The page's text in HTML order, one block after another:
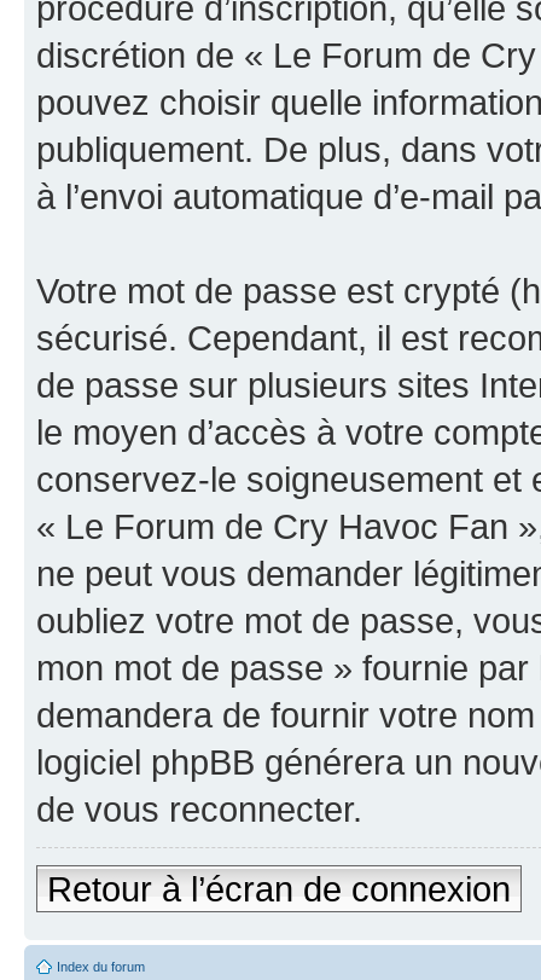
discrétion de « Le Forum de
pouvez choisir quelle
publiquement. De plus, dans
à l’envoi automatique d’e-mail
Votre mot de passe est crypté
sécurisé. Cependant, il est
de passe sur plusieurs sites
le moyen d’accès à votre
conservez-le soigneusement et
« Le Forum de Cry Havoc Fan
ne peut vous demander
oubliez votre mot de passe,
mon mot de passe » fournie
demandera de fournir votre
logiciel phpBB générera un
de vous reconnecter.
Retour à l’écran de connexion
Index du forum